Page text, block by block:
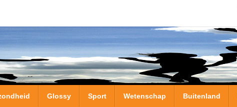
Glossy Sport Wetenschap Buitenland